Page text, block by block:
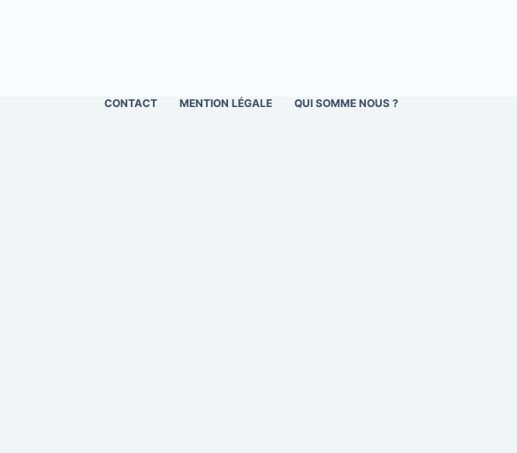
CONTACT MENTION LÉGALE QUI SOMME NOUS ?